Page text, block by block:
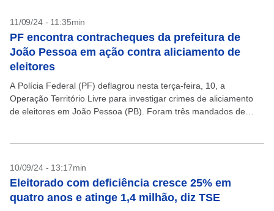
11/09/24 - 11:35min
PF encontra contracheques da prefeitura de
João Pessoa em ação contra aliciamento de
eleitores
A Polícia Federal (PF) deflagrou nesta terça-feira, 10, a
Operação Território Livre para investigar crimes de aliciamento
de eleitores em João Pessoa (PB). Foram três mandados de
10/09/24 - 13:17min
Eleitorado com deficiência cresce 25% em
quatro anos e atinge 1,4 milhão, diz TSE